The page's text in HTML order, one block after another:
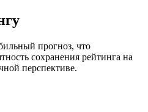
прогноз, что
сохранения рейтинга на
перспективе.